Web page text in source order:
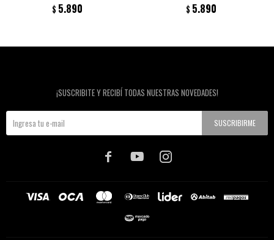
$ 5.890 $ 5.890
¡SUSCRIBITE Y RECIBÍ TODAS NUESTRAS NOVEDADES!
SUSCRIBIRME
  